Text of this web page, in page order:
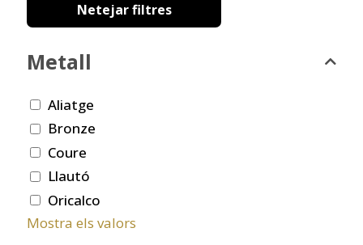
Netejar filtres
Metall
Aliatge
Bronze
Coure
Llautó
Oricalco
Mostra els valors